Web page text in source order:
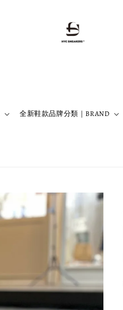
全新鞋款品牌分類｜BRAND